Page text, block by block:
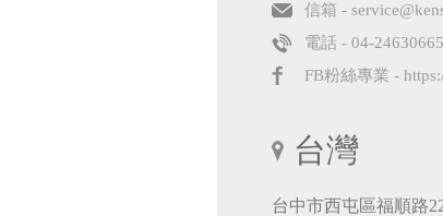
信箱 -
電話 - 04-24630665
FB粉絲專業 -
台灣
台中市西屯區福順路